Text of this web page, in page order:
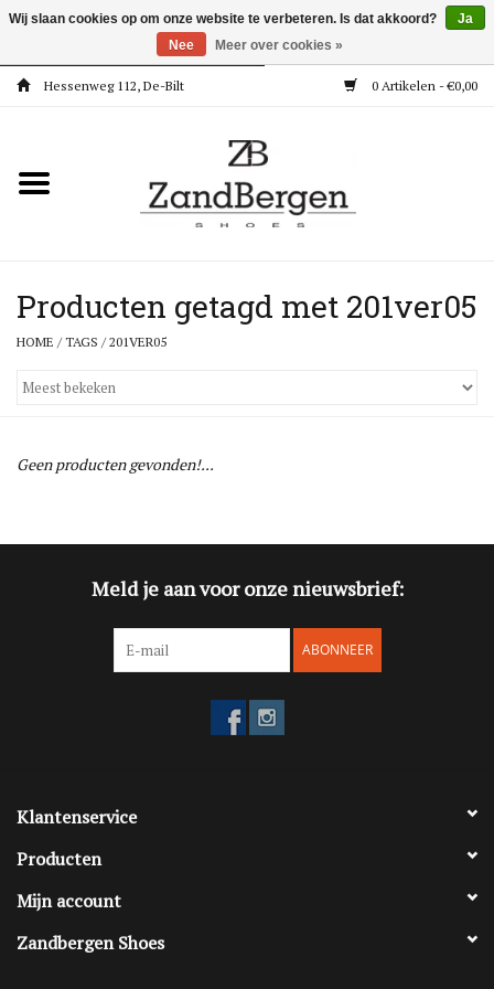
Hessenweg 112, De-Bilt 0 Artikelen - €0,00
Kleding
Meisjes
Jongens
Super Deals
Blog
Producten getagd met 201ver05
HOME /TAGS /201VER05
Geen producten gevonden!...
Meld je aan voor onze nieuwsbrief:
ABONNEER
Klantenservice
Producten
Mijn account
Zandbergen Shoes
Wij slaan cookies op om onze website te verbeteren. Is dat akkoord?
Ja
Nee
Meer over cookies »